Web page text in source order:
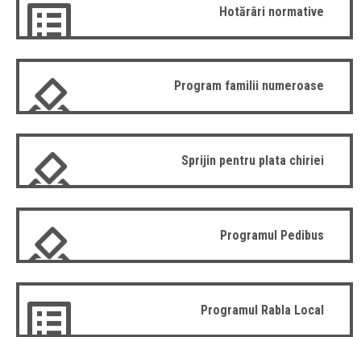
Hotărâri normative
Program familii numeroase
Sprijin pentru plata chiriei
Programul Pedibus
Programul Rabla Local